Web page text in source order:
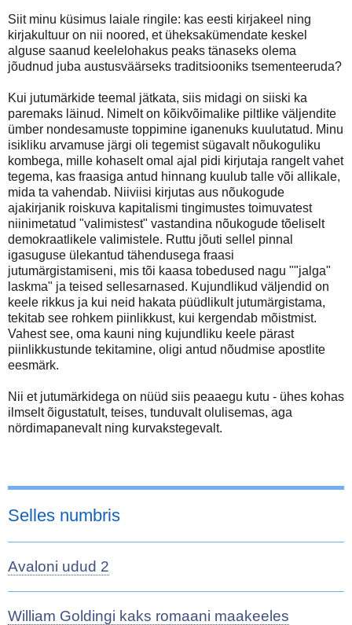
Siit minu küsimus laiale ringile: kas eesti kirjakeel ning
kirjakultuur on nii noored, et üheksakümendate keskel
alguse saanud keelelohakus peaks tänaseks olema
jõudnud juba austusväärseks traditsiooniks tsementeeruda?
Kui jutumärkide teemal jätkata, siis midagi on siiski ka
paremaks läinud. Nimelt on kõikvõimalike piltlike väljendite
ümber nondesamuste toppimine iganenuks kuulutatud. Minu
isikliku arvamuse järgi oli tegemist sügavalt nõukoguliku
kombega, mille kohaselt omal ajal pidi kirjutaja rangelt vahet
tegema, kas fraasiga antud hinnang kuulub talle või allikale,
mida ta vahendab. Niiviisi kirjutas aus nõukogude
ajakirjanik roiskuva kapitalismi tingimustes toimuvatest
niinimetatud "valimistest" vastandina nõukogude tõeliselt
demokraatlikele valimistele. Ruttu jõuti sellel pinnal
igasuguse ülekantud tähendusega fraasi
jutumärgistamiseni, mis tõi kaasa tobedused nagu ""jalga"
laskma" ja teised sellesarnased. Kujundlikud väljendid on
keele rikkus ja kui neid hakata püüdlikult jutumärgistama,
tekitab see rohkem piinlikkust, kui kergendab mõistmist.
Vahest see, oma kauni ning kujundliku keele pärast
piinlikkustunde tekitamine, oligi antud nõudmise apostlite
eesmärk.
Nii et jutumärkidega on nüüd siis peaaegu kutu - ühes kohas
ilmselt õigustatult, teises, tunduvalt olulisemas, aga
nördimapanevalt ning kurvakstegevalt.
Selles numbris
Avaloni udud 2
William Goldingi kaks romaani maakeeles